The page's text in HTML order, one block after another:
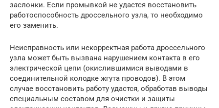
заслонки. Если промывкой не удастся восстановить
работоспособность дроссельного узла, то необходимо
его заменить.
Неисправность или некорректная работа дроссельного
узла может быть вызвана нарушением контакта в его
электрической цепи (окислившимися выводами в
соединительной колодке жгута проводов). В этом
случае восстановить работу удастся, обработав выводы
специальным составом для очистки и защиты